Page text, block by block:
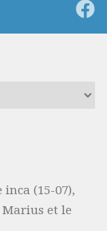
(15-07),
Marius et le